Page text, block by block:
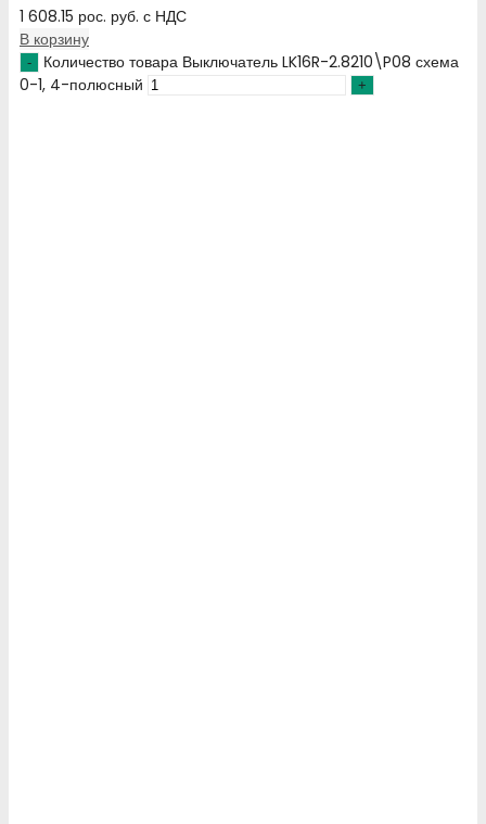
1 608.15 рос. руб. с НДС
В корзину
Количество товара Выключатель LK16R-2.8210\P08 схема
0-1, 4-полюсный